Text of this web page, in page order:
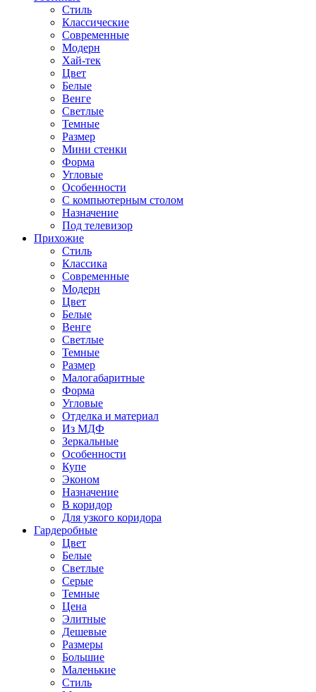
Стиль
Классические
Современные
Модерн
Хай-тек
Цвет
Белые
Венге
Светлые
Темные
Размер
Мини стенки
Форма
Угловые
Особенности
С компьютерным столом
Назначение
Под телевизор
Прихожие
Стиль
Классика
Современные
Модерн
Цвет
Белые
Венге
Светлые
Темные
Размер
Малогабаритные
Форма
Угловые
Отделка и материал
Из МДФ
Зеркальные
Особенности
Купе
Эконом
Назначение
В коридор
Для узкого коридора
Гардеробные
Цвет
Белые
Светлые
Серые
Темные
Цена
Элитные
Дешевые
Размеры
Большие
Маленькие
Стиль